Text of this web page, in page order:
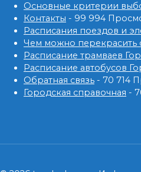
Основные критерии
Контакты - 99 994
Расписания поездов и
Чем можно перекрасить
Расписание трамваев
Расписание автобусов
Обратная связь - 70 714
Городская справочная -